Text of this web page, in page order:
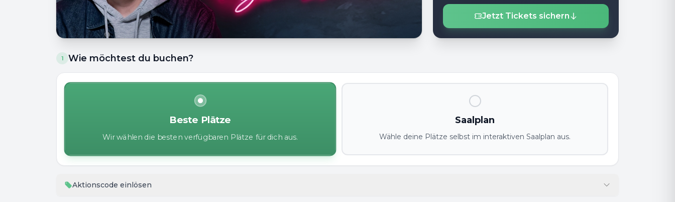
Jetzt Tickets sichern
1 Wie möchtest du buchen?
Beste Plätze
Wir wählen die besten verfügbaren Plätze für dich aus.
Saalplan
Wähle deine Plätze selbst im interaktiven Saalplan aus.
Aktionscode einlösen